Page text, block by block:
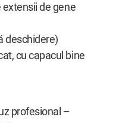
de gene
deschidere)
cu capacul bine
profesional –